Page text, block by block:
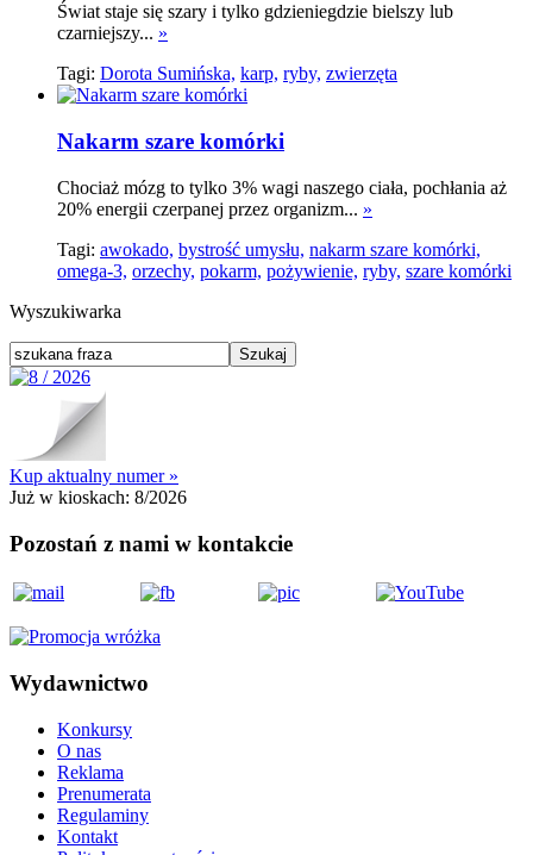
Świat staje się szary i tylko gdzieniegdzie bielszy lub
czarniejszy... »
Tagi: Dorota Sumińska, karp, ryby, zwierzęta
Nakarm szare komórki
Chociaż mózg to tylko 3% wagi naszego ciała, pochłania aż
20% energii czerpanej przez organizm... »
Tagi: awokado, bystrość umysłu, nakarm szare komórki,
omega-3, orzechy, pokarm, pożywienie, ryby, szare komórki
Wyszukiwarka
Kup aktualny numer »
Już w kioskach: 8/2026
Pozostań z nami w kontakcie
Wydawnictwo
Konkursy
O nas
Reklama
Prenumerata
Regulaminy
Kontakt